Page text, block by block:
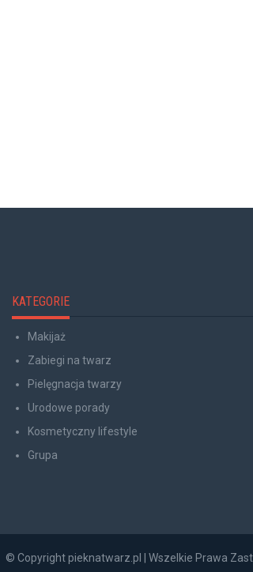
KATEGORIE
Makijaż
Zabiegi na twarz
Pielęgnacja twarzy
Urodowe porady
Kosmetyczny lifestyle
Grupa
© Copyright pieknatwarz.pl | Wszelkie Prawa